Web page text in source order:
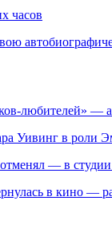
часов
любителей» —
Уивинг в
— в студии
в кино —